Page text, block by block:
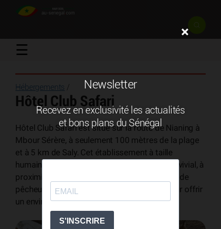
☰
Hébergements /
Hôtel Club Safari
Hôtel Club Safari est situé sur la route de Nianing à
Mbour Sérère, à seulement 100 mètres de la plage
et à 5 km de Saly. Cet établissement à taille
humaine propose un cadre chaleureux et convivial, à
proximité du centre de Mbour et des villages de
pêcheurs, décoré aux couleurs africaines pour offrir
un environnement authentique et reposant.
×
Newsletter
Recevez en exclusivité les actualités
et bons plans du Sénégal